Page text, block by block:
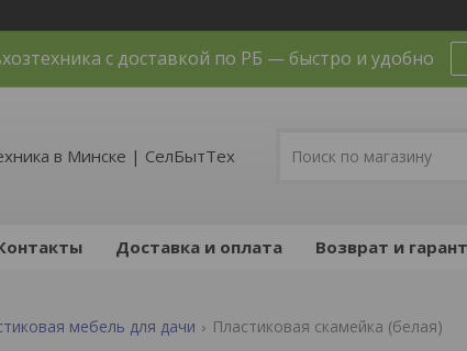
с доставкой по РБ — быстро и удобно
в Минске | СелБытТех
Доставка и оплата Возврат и
мебель для дачи Пластиковая скамейка (белая)